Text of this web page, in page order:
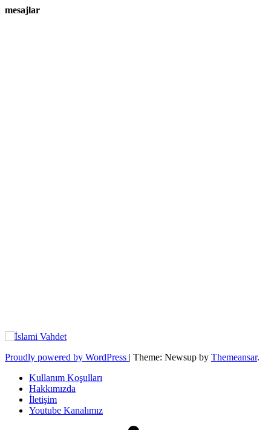
mesajlar
Proudly powered by WordPress | Theme: Newsup by Themeansar.
Kullanım Koşulları
Hakkımızda
İletişim
Youtube Kanalımız